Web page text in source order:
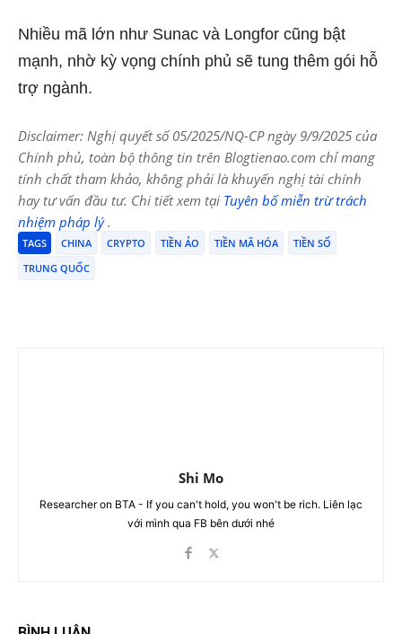
Nhiều mã lớn như Sunac và Longfor cũng bật
mạnh, nhờ kỳ vọng chính phủ sẽ tung thêm gói hỗ
trợ ngành.
Disclaimer: Nghị quyết số 05/2025/NQ-CP ngày 9/9/2025 của
Chính phủ, toàn bộ thông tin trên Blogtienao.com chỉ mang
tính chất tham khảo, không phải là khuyến nghị tài chính
hay tư vấn đầu tư. Chi tiết xem tại Tuyên bố miễn trừ trách
nhiệm pháp lý.
TAGS CHINA CRYPTO TIỀN ẢO TIỀN MÃ HÓA
TIỀN SỐ
TRUNG QUỐC
Shi Mo
Researcher on BTA - If you can't hold, you won't be rich. Liên lạc
với mình qua FB bên dưới nhé